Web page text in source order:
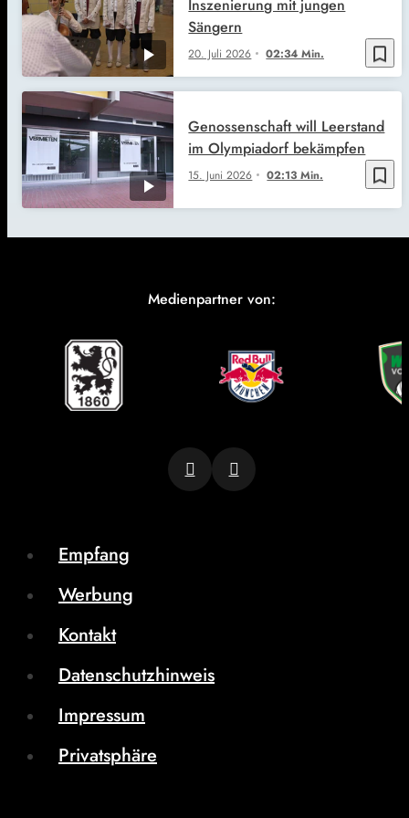
bookmark_border
20. Juli 2026 02:34 Min.
Inszenierung mit jungen
Sängern
bookmark_border
15. Juni 2026 02:13 Min.
Genossenschaft will Leerstand
im Olympiadorf bekämpfen
Medienpartner von:
Empfang
Werbung
Kontakt
Datenschutzhinweis
Impressum
Privatsphäre